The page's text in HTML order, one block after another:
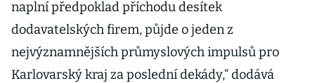
naplní předpoklad příchodu desítek
dodavatelských firem, půjde o jeden z
nejvýznamnějších průmyslových impulsů pro
Karlovarský kraj za poslední dekády,“ dodává